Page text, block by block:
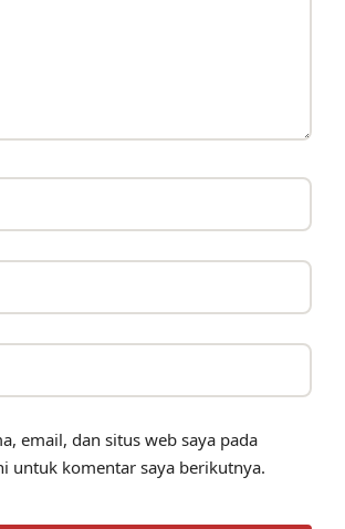
email, dan situs web saya pada
untuk komentar saya berikutnya.